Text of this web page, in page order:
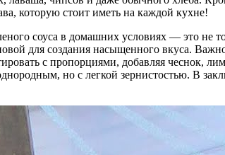
которую стоит иметь на каждой кухне!
соуса в домашних условиях — это не
для создания насыщенного вкуса.
с пропорциями, добавляя чеснок,
но с легкой зернистостью. В